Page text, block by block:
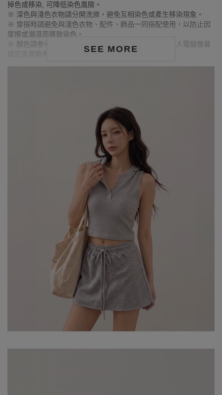
SEE MORE
掉色或移染, 可降低染色風險。
※ 深色與淺色衣物請分開洗滌，避免互相染色或產生移染現象。
※ 穿搭時請避免與淺色衣物、配件、飾品一同搭配使用，以防止因
摩擦或潮濕而導致染色。
※ 顏色請參考單品圖片較為接近，但因圖檔顏色會因個人電腦螢幕
設定差異略有不同，請以實際商品顏色為準。